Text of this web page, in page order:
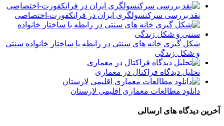
نقد بررسی سرکنسولگری ایران در فرانکفورت-اختصاصی
شکل گیری خانه های سنتی در رابطه با ساختار خانواده سنتی
و شکل زندگی
تحلیل دیدگاه فراكتال در معماری
دانلود مطالعات معماری اقلیمی لارستان
آخرین دیدگاه های ارسالی